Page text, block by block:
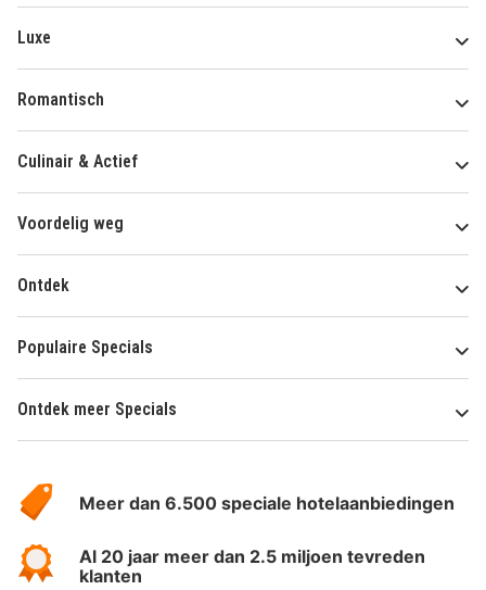
Luxe
Romantisch
Culinair & Actief
Voordelig weg
Ontdek
Populaire Specials
Ontdek meer Specials
HotelSpecials
Meer dan 6.500 speciale hotelaanbiedingen
Al 20 jaar meer dan 2.5 miljoen tevreden
klanten